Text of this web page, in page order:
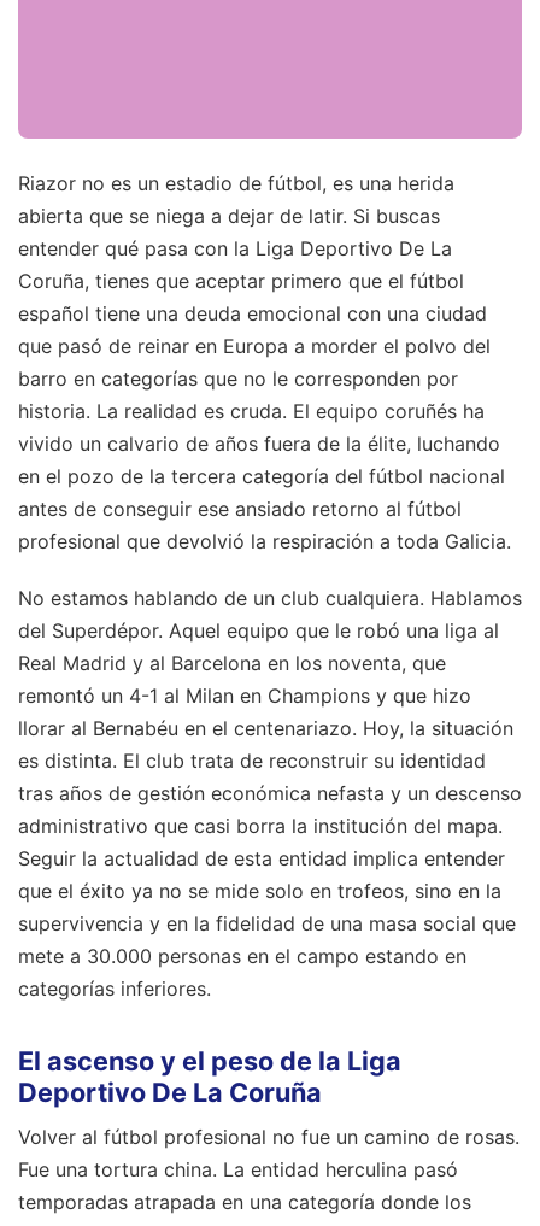
Riazor no es un estadio de fútbol, es una herida
abierta que se niega a dejar de latir. Si buscas
entender qué pasa con la Liga Deportivo De La
Coruña, tienes que aceptar primero que el fútbol
español tiene una deuda emocional con una ciudad
que pasó de reinar en Europa a morder el polvo del
barro en categorías que no le corresponden por
historia. La realidad es cruda. El equipo coruñés ha
vivido un calvario de años fuera de la élite, luchando
en el pozo de la tercera categoría del fútbol nacional
antes de conseguir ese ansiado retorno al fútbol
profesional que devolvió la respiración a toda Galicia.
No estamos hablando de un club cualquiera. Hablamos
del Superdépor. Aquel equipo que le robó una liga al
Real Madrid y al Barcelona en los noventa, que
remontó un 4-1 al Milan en Champions y que hizo
llorar al Bernabéu en el centenariazo. Hoy, la situación
es distinta. El club trata de reconstruir su identidad
tras años de gestión económica nefasta y un descenso
administrativo que casi borra la institución del mapa.
Seguir la actualidad de esta entidad implica entender
que el éxito ya no se mide solo en trofeos, sino en la
supervivencia y en la fidelidad de una masa social que
mete a 30.000 personas en el campo estando en
categorías inferiores.
El ascenso y el peso de la Liga
Deportivo De La Coruña
Volver al fútbol profesional no fue un camino de rosas.
Fue una tortura china. La entidad herculina pasó
temporadas atrapada en una categoría donde los